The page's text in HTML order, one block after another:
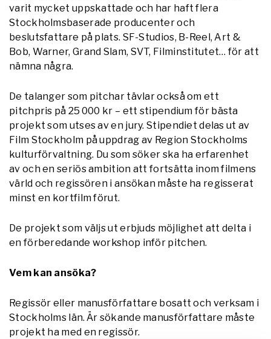
varit mycket uppskattade och har haft flera
Stockholmsbaserade producenter och
beslutsfattare på plats. SF-Studios, B-Reel, Art &
Bob, Warner, Grand Slam, SVT, Filminstitutet… för att
nämna några.
De talanger som pitchar tävlar också om ett
pitchpris på 25 000 kr – ett stipendium för bästa
projekt som utses av en jury. Stipendiet delas ut av
Film Stockholm på uppdrag av Region Stockholms
kulturförvaltning. Du som söker ska ha erfarenhet
av och en seriös ambition att fortsätta inom filmens
värld och regissören i ansökan måste ha regisserat
minst en kortfilm förut.
De projekt som väljs ut erbjuds möjlighet att delta i
en förberedande workshop inför pitchen.
Vem kan ansöka?
Regissör eller manusförfattare bosatt och verksam i
Stockholms län. Är sökande manusförfattare måste
projekt ha med en regissör.